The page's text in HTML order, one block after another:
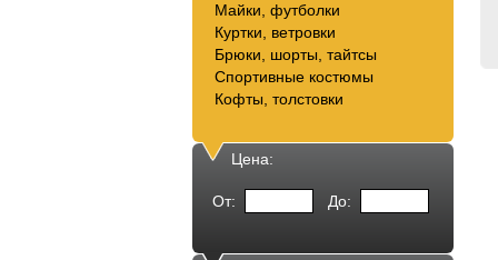
Майки, футболки
Куртки, ветровки
Брюки, шорты, тайтсы
Спортивные костюмы
Кофты, толстовки
Цена:
От: До: